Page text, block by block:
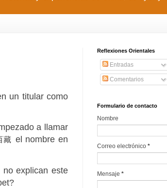
un titular como
a llamar
藏 el nombre en
explican este
Reflexiones Orientales
Entradas
Comentarios
Formulario de contacto
Nombre
Correo electrónico *
Mensaje *